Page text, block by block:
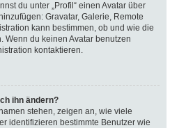
du unter „Profil“ einen Avatar über
Gravatar, Galerie, Remote
kann bestimmen, ob und wie die
Wenn du keinen Avatar benutzen
kontaktieren.
ihn ändern?
stehen, zeigen an, wie viele
identifizieren bestimmte Benutzer wie